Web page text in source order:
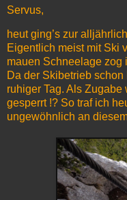
Servus,
heut ging’s zur
Eigentlich meist mit Ski
mauen Schneelage zog
Da der Skibetrieb
ruhiger Tag. Als
gesperrt !? So traf ich
ungewöhnlich an